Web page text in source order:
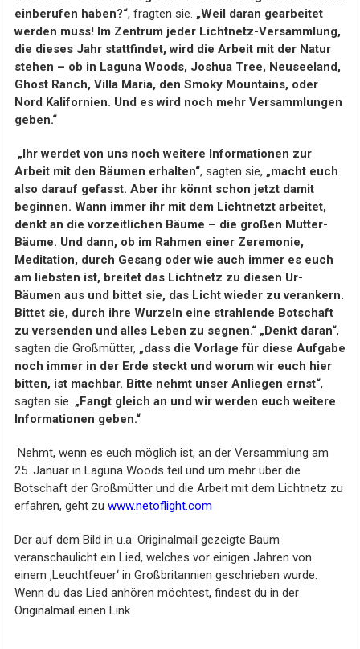
einberufen haben?“, fragten sie. „Weil daran gearbeitet
werden muss! Im Zentrum jeder Lichtnetz-Versammlung,
die dieses Jahr stattfindet, wird die Arbeit mit der Natur
stehen – ob in Laguna Woods, Joshua Tree, Neuseeland,
Ghost Ranch, Villa Maria, den Smoky Mountains, oder
Nord Kalifornien. Und es wird noch mehr Versammlungen
geben.“
„Ihr werdet von uns noch weitere Informationen zur
Arbeit mit den Bäumen erhalten“, sagten sie, „macht euch
also darauf gefasst. Aber ihr könnt schon jetzt damit
beginnen. Wann immer ihr mit dem Lichtnetzt arbeitet,
denkt an die vorzeitlichen Bäume – die großen Mutter-
Bäume. Und dann, ob im Rahmen einer Zeremonie,
Meditation, durch Gesang oder wie auch immer es euch
am liebsten ist, breitet das Lichtnetz zu diesen Ur-
Bäumen aus und bittet sie, das Licht wieder zu verankern.
Bittet sie, durch ihre Wurzeln eine strahlende Botschaft
zu versenden und alles Leben zu segnen.“ „Denkt daran“,
sagten die Großmütter, „dass die Vorlage für diese Aufgabe
noch immer in der Erde steckt und worum wir euch hier
bitten, ist machbar. Bitte nehmt unser Anliegen ernst“,
sagten sie. „Fangt gleich an und wir werden euch weitere
Informationen geben.“
Nehmt, wenn es euch möglich ist, an der Versammlung am
25. Januar in Laguna Woods teil und um mehr über die
Botschaft der Großmütter und die Arbeit mit dem Lichtnetz zu
erfahren, geht zu www.netoflight.com
Der auf dem Bild in u.a. Originalmail gezeigte Baum
veranschaulicht ein Lied, welches vor einigen Jahren von
einem ‚Leuchtfeuer‘ in Großbritannien geschrieben wurde.
Wenn du das Lied anhören möchtest, findest du in der
Originalmail einen Link.